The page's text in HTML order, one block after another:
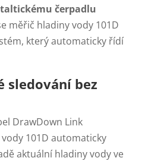
čerpadlu
měřič hladiny vody 101D
který automaticky řídí
sledování bez
DrawDown Link
101D automaticky
aktuální hladiny vody ve